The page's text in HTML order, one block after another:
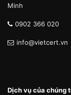
Minh
0902 366 020
info@vietcert.vn
Dịch vụ của chúng